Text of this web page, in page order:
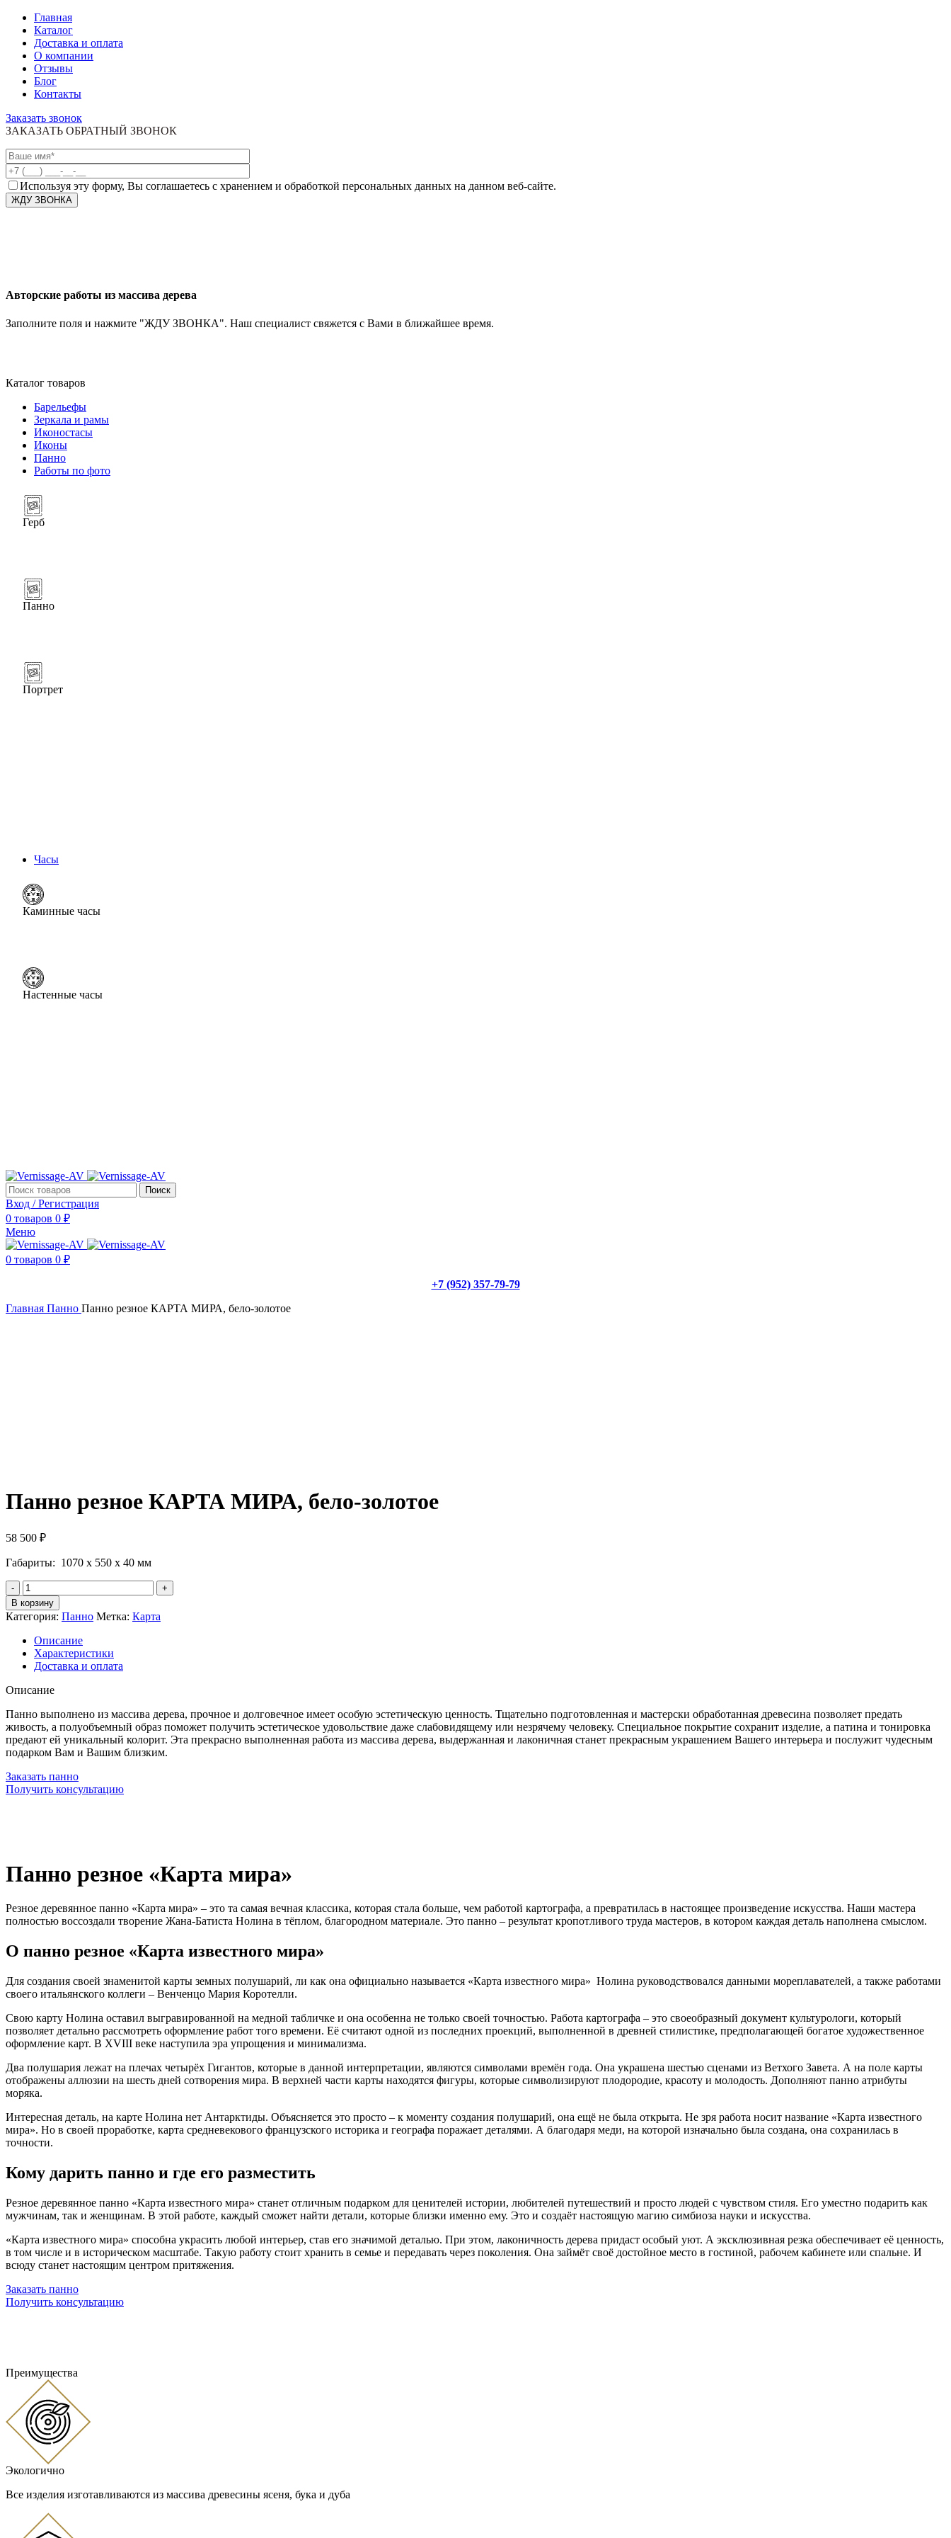
Главная
Каталог
Доставка и оплата
О компании
Отзывы
Блог
Контакты
Заказать звонок
ЗАКАЗАТЬ ОБРАТНЫЙ ЗВОНОК
Используя эту форму, Вы соглашаетесь с хранением и обработкой персональных данных на данном веб-сайте.
Авторские работы из массива дерева
Заполните поля и нажмите "ЖДУ ЗВОНКА". Наш специалист свяжется с Вами в ближайшее время.
Каталог товаров
Барельефы
Зеркала и рамы
Иконостасы
Иконы
Панно
Работы по фото
Герб
Панно
Портрет
Часы
Каминные часы
Настенные часы
Поиск
Вход / Регистрация
0 товаров 0 ₽
Меню
0 товаров 0 ₽
+7 (952) 357-79-79
Главная Панно Панно резное КАРТА МИРА, бело-золотое
Панно резное КАРТА МИРА, бело-золотое
58 500 ₽
Габариты: 1070 х 550 х 40 мм
Количество
Панно
резное
КАРТА
МИРА,
бело-
золотое
В корзину
Категория: Панно Метка: Карта
Описание
Характеристики
Доставка и оплата
Описание
Панно выполнено из массива дерева, прочное и долговечное имеет особую эстетическую ценность. Тщательно подготовленная и мастерски обработанная древесина позволяет предать
живость, а полуобъемный образ поможет получить эстетическое удовольствие даже слабовидящему или незрячему человеку. Специальное покрытие сохранит изделие, а патина и тонировка
предают ей уникальный колорит. Эта прекрасно выполненная работа из массива дерева, выдержанная и лаконичная станет прекрасным украшением Вашего интерьера и послужит чудесным
подарком Вам и Вашим близким.
Заказать панно
Получить консультацию
Панно резное «Карта мира»
Резное деревянное панно «Карта мира» – это та самая вечная классика, которая стала больше, чем работой картографа, а превратилась в настоящее произведение искусства. Наши мастера
полностью воссоздали творение Жана-Батиста Нолина в тёплом, благородном материале. Это панно – результат кропотливого труда мастеров, в котором каждая деталь наполнена смыслом.
О панно резное «Карта известного мира»
Для создания своей знаменитой карты земных полушарий, ли как она официально называется «Карта известного мира» Нолина руководствовался данными мореплавателей, а также работами
своего итальянского коллеги – Венченцо Мария Коротелли.
Свою карту Нолина оставил выгравированной на медной табличке и она особенна не только своей точностью. Работа картографа – это своеобразный документ культурологи, который
позволяет детально рассмотреть оформление работ того времени. Её считают одной из последних проекций, выполненной в древней стилистике, предполагающей богатое художественное
оформление карт. В XVIII веке наступила эра упрощения и минимализма.
Два полушария лежат на плечах четырёх Гигантов, которые в данной интерпретации, являются символами времён года. Она украшена шестью сценами из Ветхого Завета. А на поле карты
отображены аллюзии на шесть дней сотворения мира. В верхней части карты находятся фигуры, которые символизируют плодородие, красоту и молодость. Дополняют панно атрибуты
моряка.
Интересная деталь, на карте Нолина нет Антарктиды. Объясняется это просто – к моменту создания полушарий, она ещё не была открыта. Не зря работа носит название «Карта известного
мира». Но в своей проработке, карта средневекового французского историка и географа поражает деталями. А благодаря меди, на которой изначально была создана, она сохранилась в
точности.
Кому дарить панно и где его разместить
Резное деревянное панно «Карта известного мира» станет отличным подарком для ценителей истории, любителей путешествий и просто людей с чувством стиля. Его уместно подарить как
мужчинам, так и женщинам. В этой работе, каждый сможет найти детали, которые близки именно ему. Это и создаёт настоящую магию симбиоза науки и искусства.
«Карта известного мира» способна украсить любой интерьер, став его значимой деталью. При этом, лаконичность дерева придаст особый уют. А эксклюзивная резка обеспечивает её ценность,
в том числе и в историческом масштабе. Такую работу стоит хранить в семье и передавать через поколения. Она займёт своё достойное место в гостиной, рабочем кабинете или спальне. И
всюду станет настоящим центром притяжения.
Заказать панно
Получить консультацию
Преимущества
Экологично
Все изделия изготавливаются из массива древесины ясеня, бука и дуба